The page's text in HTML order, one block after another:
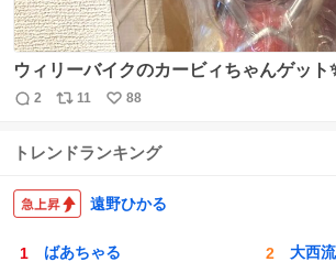
ウィリーバイクのカービィちゃんゲット
どもったいなくて箱から出す勇気が出
半年ぐらいかかりました🥹 https://t.co/
返
数
2
リ
ス
数
11
い
ね
88
トレンドランキング
遠野ひかる
ばあちゃる 大西